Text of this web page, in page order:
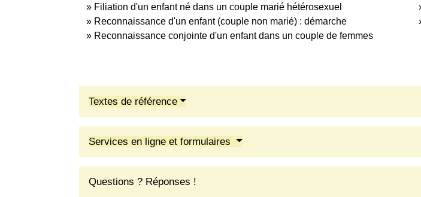
Filiation d'un enfant né dans un couple marié hétérosexuel
Reconnaissance d'un enfant (couple non marié) : démarche
Reconnaissance conjointe d'un enfant dans un couple de femmes
Textes de référence
Services en ligne et formulaires
Questions ? Réponses !